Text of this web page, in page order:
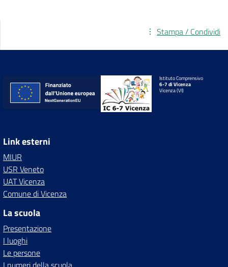
Stampa / Condividi
Istituto Comprensivo
6-7 di Vicenza
Vicenza (VI)
Link esterni
MIUR
USR Veneto
UAT Vicenza
Comune di Vicenza
La scuola
Presentazione
I luoghi
Le persone